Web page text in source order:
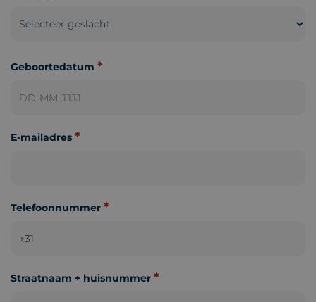
Geboortedatum *
E-mailadres *
Telefoonnummer *
Straatnaam + huisnummer *